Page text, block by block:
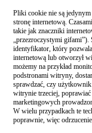
Pliki cookie nie są
stronę internetową.
takie jak znaczniki
„przezroczystymi
identyfikator, który
internetową lub otworzył
możemy na przykład
podstronami witryny,
sprawdzać, czy
witrynie trzeciej,
marketingowych
W wielu przypadkach te
poprawnie, więc